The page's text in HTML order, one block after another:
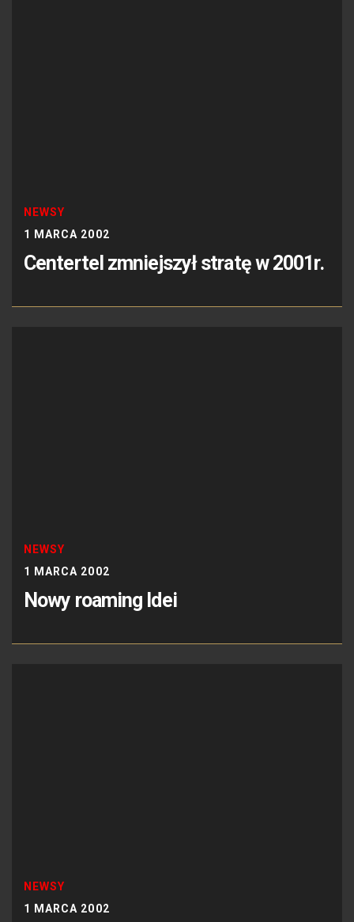
NEWSY
1 MARCA 2002
Centertel zmniejszył stratę w 2001r.
NEWSY
1 MARCA 2002
Nowy roaming Idei
NEWSY
1 MARCA 2002